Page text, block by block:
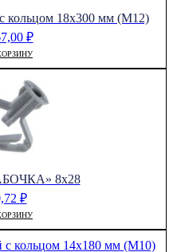
кольцом 18х300 мм (М12)
₽
8х28
₽